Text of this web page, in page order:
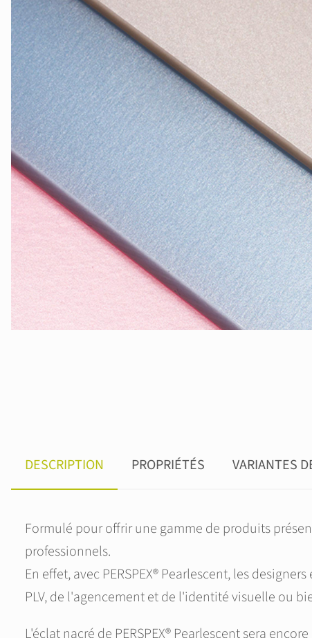
DESCRIPTION PROPRIÉTÉS VARIANTES
Formulé pour offrir une gamme de produits
professionnels.
En effet, avec PERSPEX® Pearlescent, les
PLV, de l'agencement et de l'identité visuelle ou
L'éclat nacré de PERSPEX® Pearlescent sera